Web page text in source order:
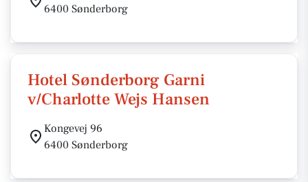
6400 Sønderborg
Hotel Sønderborg Garni
v/Charlotte Wejs Hansen
Kongevej 96
6400 Sønderborg